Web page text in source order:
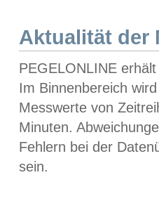
Aktualität der
PEGELONLINE
Im Binnenbereich
Messwerte von
Minuten.
Fehlern bei der
sein.